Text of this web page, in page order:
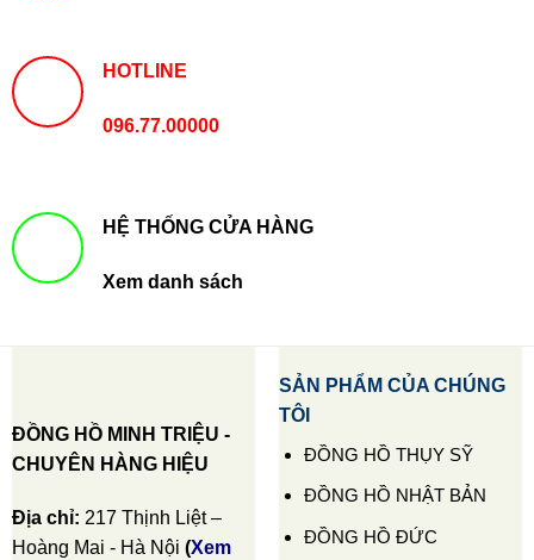
HOTLINE
096.77.00000
HỆ THỐNG CỬA HÀNG
Xem danh sách
ĐỒNG HỒ MINH TRIỆU -
CHUYÊN HÀNG HIỆU
Địa chỉ: 217 Thịnh Liệt –
Hoàng Mai - Hà Nội (Xem
SẢN PHẨM CỦA CHÚNG
TÔI
ĐỒNG HỒ THỤY SỸ
ĐỒNG HỒ NHẬT BẢN
ĐỒNG HỒ ĐỨC